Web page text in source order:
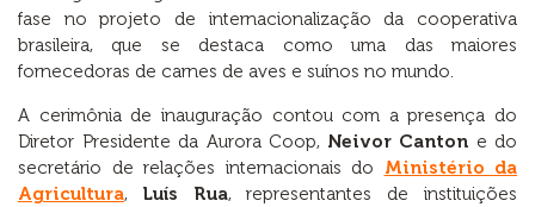
fase no projeto de internacionalização da cooperativa
brasileira, que se destaca como uma das maiores
fornecedoras de carnes de aves e suínos no mundo.
A cerimônia de inauguração contou com a presença do
Diretor Presidente da Aurora Coop, Neivor Canton e do
secretário de relações internacionais do Ministério da
Agricultura, Luís Rua, representantes de instituições